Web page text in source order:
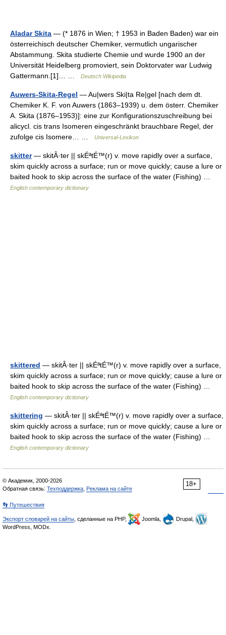
Aladar Skita — (* 1876 in Wien; † 1953 in Baden Baden) war ein
österreichisch deutscher Chemiker, vermutlich ungarischer
Abstammung. Skita studierte Chemie und wurde 1900 an der
Universität Heidelberg promoviert, sein Doktorvater war Ludwig
Gattermann.[1]… …
Deutsch Wikipedia
Auwers-Skita-Regel — Au|wers Ski|ta Re|gel [nach dem dt.
Chemiker K. F. von Auwers (1863–1939) u. dem österr. Chemiker
A. Skita (1876–1953)]: eine zur Konfigurationszuschreibung bei
alicycl. cis trans Isomeren eingeschränkt brauchbare Regel, der
zufolge cis Isomere… …
Universal-Lexikon
skitter— skitÂ·ter || skÉªtÉ™(r) v. move rapidly over a surface,
skim quickly across a surface; run or move quickly; cause a lure or
baited hook to skip across the surface of the water (Fishing) …
English contemporary dictionary
skittered — skitÂ·ter || skÉªtÉ™(r) v. move rapidly over a surface,
skim quickly across a surface; run or move quickly; cause a lure or
baited hook to skip across the surface of the water (Fishing) …
English contemporary dictionary
skittering — skitÂ·ter || skÉªtÉ™(r) v. move rapidly over a surface,
skim quickly across a surface; run or move quickly; cause a lure or
baited hook to skip across the surface of the water (Fishing) …
English contemporary dictionary
18+
© Академик, 2000-2026
Обратная связь: Техподдержка Реклама на сайте
👣 Путешествия
Экспорт словарей на сайты , сделанные на PHP, Joomla,
Drupal,
WordPress, MODx.